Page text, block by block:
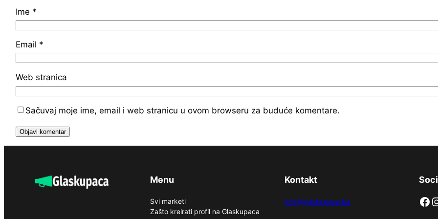
Ime *
Email *
Web stranica
Sačuvaj moje ime, email i web stranicu u ovom browseru za buduće komentare.
Menu
Svi marketi
Zašto kreirati profil na Glaskupaca
Kontakt
info@glaskupaca.ba Facebook